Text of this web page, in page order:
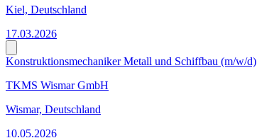
Kiel, Deutschland
17.03.2026
Konstruktionsmechaniker Metall und Schiffbau (m/w/d)
TKMS Wismar GmbH
Wismar, Deutschland
10.05.2026